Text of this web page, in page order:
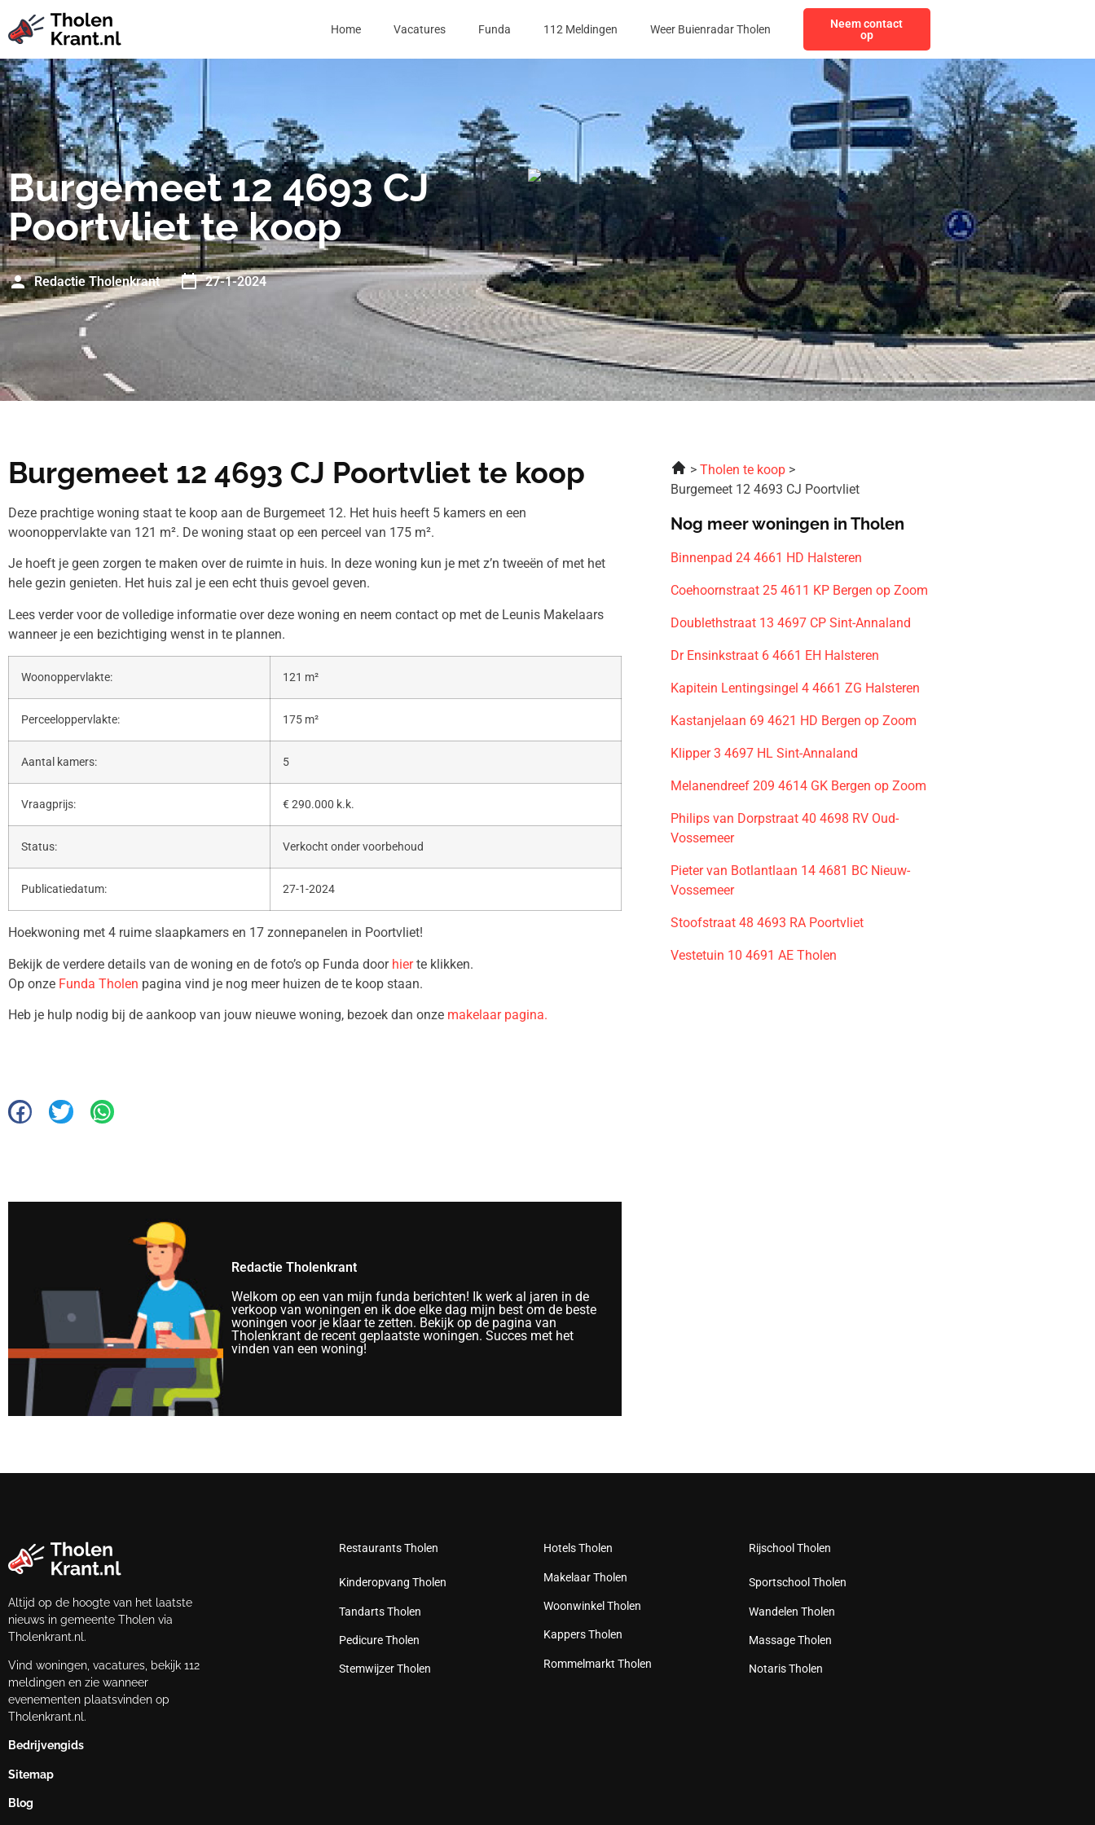
Home Vacatures Funda 112 Meldingen Weer Buienradar Tholen
Neem contact
op
Burgemeet 12 4693 CJ
Poortvliet te koop
Redactie Tholenkrant 27-1-2024
Burgemeet 12 4693 CJ Poortvliet te koop
Deze prachtige woning staat te koop aan de Burgemeet 12. Het huis heeft 5 kamers en een
woonoppervlakte van 121 m². De woning staat op een perceel van 175 m².
Je hoeft je geen zorgen te maken over de ruimte in huis. In deze woning kun je met z’n tweeën of met het
hele gezin genieten. Het huis zal je een echt thuis gevoel geven.
Lees verder voor de volledige informatie over deze woning en neem contact op met de Leunis Makelaars
wanneer je een bezichtiging wenst in te plannen.
Woonoppervlakte: 121 m²
Perceeloppervlakte: 175 m²
Aantal kamers: 5
Vraagprijs: € 290.000 k.k.
Status: Verkocht onder voorbehoud
Publicatiedatum: 27-1-2024
Hoekwoning met 4 ruime slaapkamers en 17 zonnepanelen in Poortvliet!
Bekijk de verdere details van de woning en de foto’s op Funda door hierte klikken.
Op onze Funda Tholen pagina vind je nog meer huizen de te koop staan.
Heb je hulp nodig bij de aankoop van jouw nieuwe woning, bezoek dan onze makelaar pagina.
Redactie Tholenkrant
Welkom op een van mijn funda berichten! Ik werk al jaren in de
verkoop van woningen en ik doe elke dag mijn best om de beste
woningen voor je klaar te zetten. Bekijk op de pagina van
Tholenkrant de recent geplaatste woningen. Succes met het
vinden van een woning!
Tholen te koop
Burgemeet 12 4693 CJ Poortvliet
Nog meer woningen in Tholen
Binnenpad 24 4661 HD Halsteren
Coehoornstraat 25 4611 KP Bergen op Zoom
Doublethstraat 13 4697 CP Sint-Annaland
Dr Ensinkstraat 6 4661 EH Halsteren
Kapitein Lentingsingel 4 4661 ZG Halsteren
Kastanjelaan 69 4621 HD Bergen op Zoom
Klipper 3 4697 HL Sint-Annaland
Melanendreef 209 4614 GK Bergen op Zoom
Philips van Dorpstraat 40 4698 RV Oud-
Vossemeer
Pieter van Botlantlaan 14 4681 BC Nieuw-
Vossemeer
Stoofstraat 48 4693 RA Poortvliet
Vestetuin 10 4691 AE Tholen
Altijd op de hoogte van het laatste
nieuws in gemeente Tholen via
Tholenkrant.nl.
Vind woningen, vacatures, bekijk 112
meldingen en zie wanneer
evenementen plaatsvinden op
Tholenkrant.nl.
Bedrijvengids
Sitemap
Blog
Restaurants Tholen
Kinderopvang Tholen
Tandarts Tholen
Pedicure Tholen
Stemwijzer Tholen
Hotels Tholen
Makelaar Tholen
Woonwinkel Tholen
Kappers Tholen
Rommelmarkt Tholen
Rijschool Tholen
Sportschool Tholen
Wandelen Tholen
Massage Tholen
Notaris Tholen